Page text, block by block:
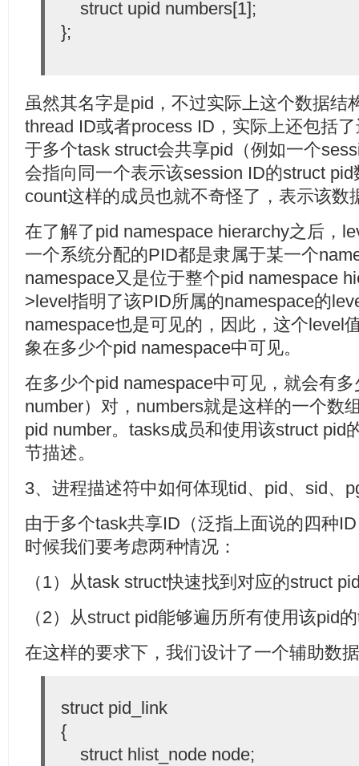
struct upid numbers[1];
};
虽然其名字是pid，不过实际上这个数据结
thread ID或者process ID，实际上还包括
于多个task struct会共享pid（例如一个
会指向同一个表示该session ID的struct
count这样的成员也就不奇怪了，表示该数
在了解了pid namespace hierarchy之后，
一个系统分配的PID都是隶属于某一个
namespace又是位于整个pid namespace
>level指明了该PID所属的namespace的
namespace也是可见的，因此，这个level
象在多少个pid namespace中可见。
在多少个pid namespace中可见，就会有
number）对，numbers就是这样的一个数
pid number。tasks成员和使用该struct pid
节描述。
3、进程描述符中如何体现tid、pid、sid、
由于多个task共享ID（泛指上面说的四种
时候我们要考虑两种情况：
（1）从task struct快速找到对应的struct
（2）从struct pid能够遍历所有使用该pid
在这样的要求下，我们设计了一个辅助数
struct pid_link
{
struct hlist_node node;